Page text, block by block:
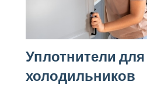
Уплотнители
холодильников